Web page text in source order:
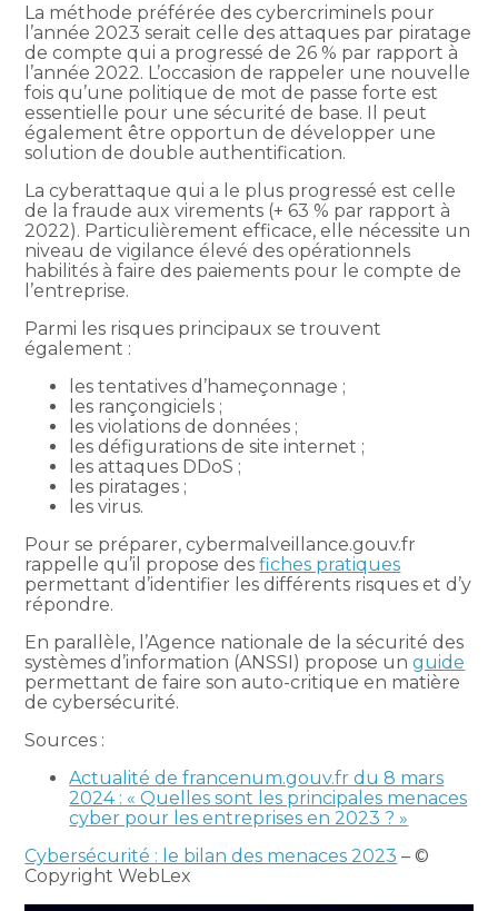
La méthode préférée des cybercriminels pour
l’année 2023 serait celle des attaques par piratage
de compte qui a progressé de 26 % par rapport à
l’année 2022. L’occasion de rappeler une nouvelle
fois qu’une politique de mot de passe forte est
essentielle pour une sécurité de base. Il peut
également être opportun de développer une
solution de double authentification.
La cyberattaque qui a le plus progressé est celle
de la fraude aux virements (+ 63 % par rapport à
2022). Particulièrement efficace, elle nécessite un
niveau de vigilance élevé des opérationnels
habilités à faire des paiements pour le compte de
l’entreprise.
Parmi les risques principaux se trouvent
également :
les tentatives d’hameçonnage ;
les rançongiciels ;
les violations de données ;
les défigurations de site internet ;
les attaques DDoS ;
les piratages ;
les virus.
Pour se préparer, cybermalveillance.gouv.fr
rappelle qu’il propose desfiches pratiques
permettant d’identifier les différents risques et d’y
répondre.
En parallèle, l’Agence nationale de la sécurité des
systèmes d’information (ANSSI) propose unguide
permettant de faire son auto-critique en matière
de cybersécurité.
Sources :
Actualité de francenum.gouv.fr du 8 mars
2024 : « Quelles sont les principales menaces
cyber pour les entreprises en 2023 ? »
Cybersécurité : le bilan des menaces 2023 – ©
Copyright WebLex